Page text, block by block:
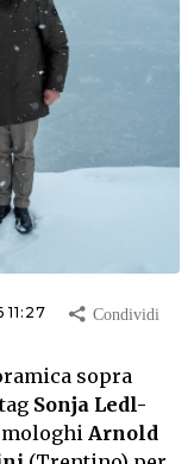
sopra
Sonja Ledl-
Arnold